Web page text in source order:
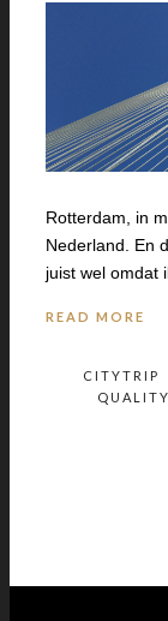
Rotterdam, in
Nederland. En
juist wel omdat
READ MORE
CITYTRIP